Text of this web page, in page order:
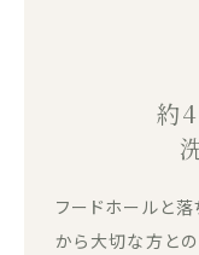
約
フードホールと落
から大切な方と